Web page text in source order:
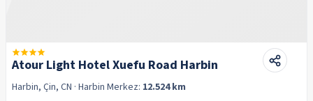
Atour Light Hotel Xuefu Road Harbin
Harbin, Çin, CN · Harbin Merkez: 12.524 km